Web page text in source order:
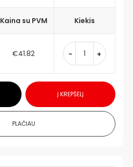
Kaina su PVM Kiekis
€41.82 - +
Į KREPŠELĮ
PLAČIAU